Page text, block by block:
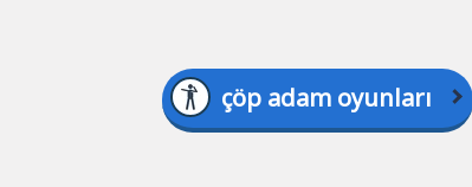
çöp adam oyunları